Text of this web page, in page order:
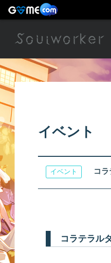
イベント
イベント コ
コラテラル